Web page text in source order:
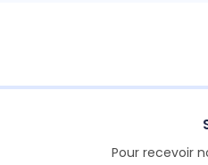
Pour recevoir